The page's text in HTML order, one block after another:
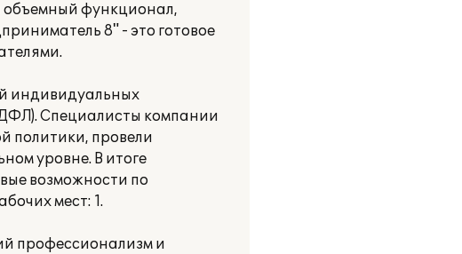
объемный функционал,
8" - это готовое
индивидуальных
Специалисты компании
политики, провели
уровне. В итоге
возможности по
мест: 1.
профессионализм и